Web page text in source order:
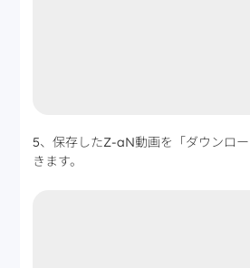
5、保存したZ-aN動画を「ダウンロ
きます。